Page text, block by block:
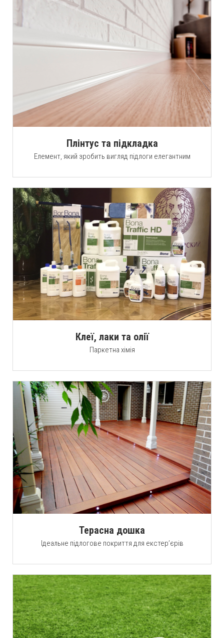
Плінтус та підкладка
Елемент, який зробить вигляд підлоги елегантним
Клеї, лаки та олії
Паркетна хімія
Терасна дошка
Ідеальне підлогове покриття для екстер’єрів